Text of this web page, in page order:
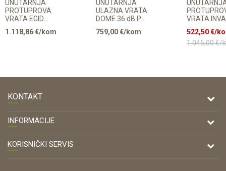
UNUTARNJA
PROTUPROVALNA
VRATA EGIDA
S
1.118,86€/kom
UNUTARNJA
ULAZNA VRATA
DOME 36 dB PO
90cm WEB
759,00€/kom
VRATA
OŠTEĆENO
522,50€/
1.045,00€/
KONTAKT
DRVONA D.O.O.
Antuna Mihanovića 7,
47000 Karlovac
INFORMACIJE
O nama
KORISNIČKI SERVIS